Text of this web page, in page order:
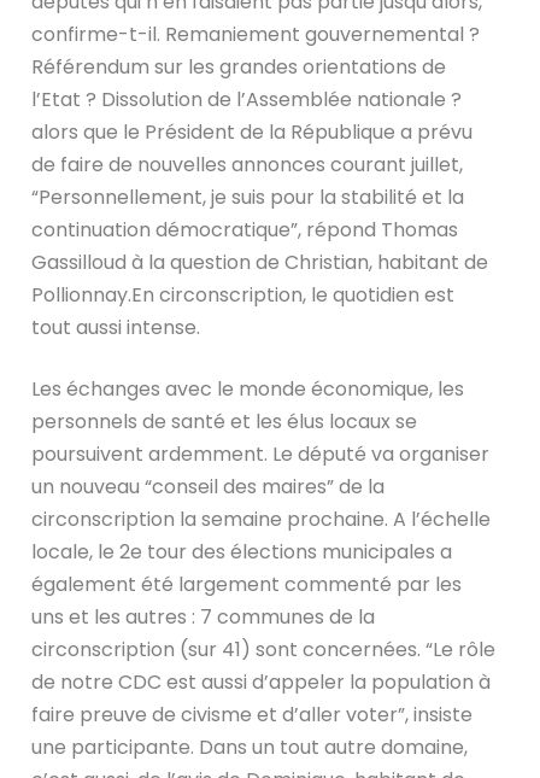
confirme-t-il. Remaniement gouvernemental ?
Référendum sur les grandes orientations de
l’Etat ? Dissolution de l’Assemblée nationale ?
alors que le Président de la République a prévu
de faire de nouvelles annonces courant juillet,
“Personnellement, je suis pour la stabilité et la
continuation démocratique”, répond Thomas
Gassilloud à la question de Christian, habitant de
Pollionnay.En circonscription, le quotidien est
tout aussi intense.
Les échanges avec le monde économique, les
personnels de santé et les élus locaux se
poursuivent ardemment. Le député va organiser
un nouveau “conseil des maires” de la
circonscription la semaine prochaine. A l’échelle
locale, le 2e tour des élections municipales a
également été largement commenté par les
uns et les autres : 7 communes de la
circonscription (sur 41) sont concernées. “Le rôle
de notre CDC est aussi d’appeler la population à
faire preuve de civisme et d’aller voter”, insiste
une participante. Dans un tout autre domaine,